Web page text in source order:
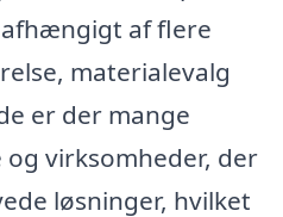
af flere
materialevalg
er der mange
virksomheder, der
løsninger, hvilket